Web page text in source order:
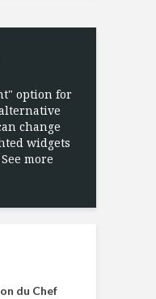
option for
change
widgets
more
du Chef